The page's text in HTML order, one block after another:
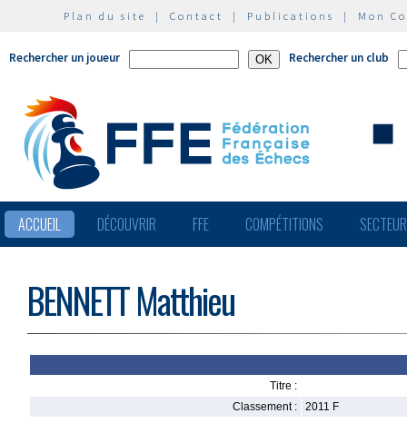
Plan du site | Contact | Publications | Mon
Rechercher un joueur Rechercher un club
ACCUEIL DÉCOUVRIR FFE COMPÉTITIONS
BENNETT Matthieu
Titre :
Classement :
2011 F